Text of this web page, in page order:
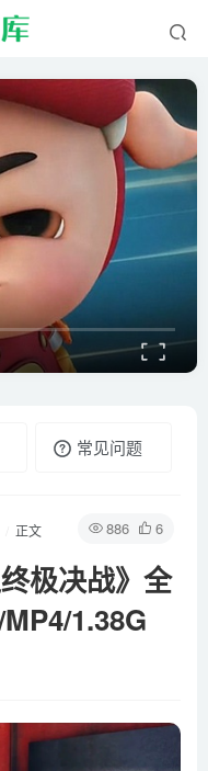
常见问题
886 6
正文
极决战》全
1.38G